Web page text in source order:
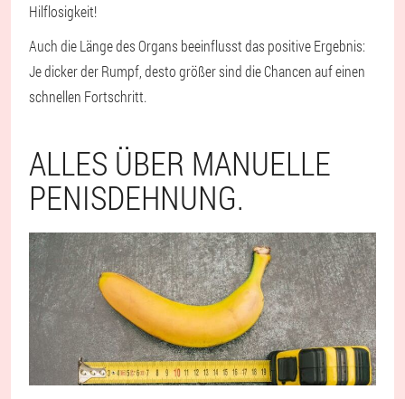
Hilflosigkeit!
Auch die Länge des Organs beeinflusst das positive Ergebnis:
Je dicker der Rumpf, desto größer sind die Chancen auf einen
schnellen Fortschritt.
ALLES ÜBER MANUELLE
PENISDEHNUNG.